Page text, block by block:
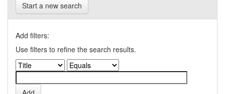
Start a new search
Add filters:
Use filters to refine the search results.